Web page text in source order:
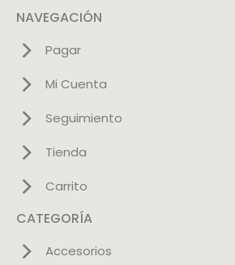
NAVEGACIÓN
Pagar
Mi Cuenta
Seguimiento
Tienda
Carrito
CATEGORÍA
Accesorios